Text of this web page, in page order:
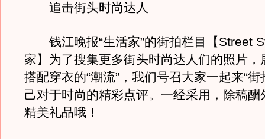
追击街头时尚达人
钱江晚报“生活家”的街拍栏目【Street
家】为了搜集更多街头时尚达人们的照片，
搭配穿衣的“潮流”，我们号召大家一起来“街
己对于时尚的精彩点评。一经采用，除稿酬
精美礼品哦！